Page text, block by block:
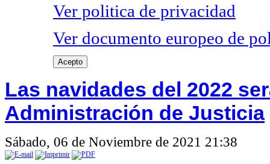
Ver politica de privacidad
Ver documento europeo de
Acepto
Las navidades del 2022
Administración de Justicia
Sábado, 06 de Noviembre de 2021 21:38